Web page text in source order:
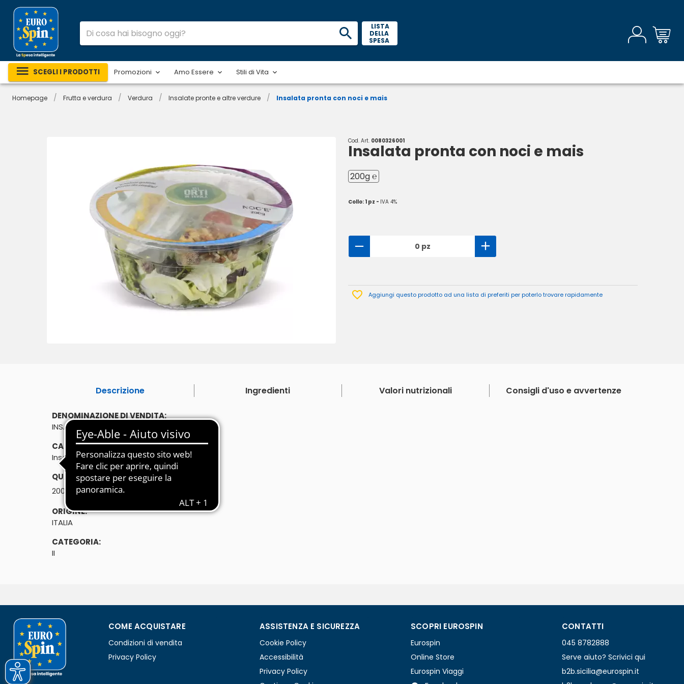
LISTA
DELLA
SPESA
SCEGLI I PRODOTTI Promozioni Amo Essere Stili di Vita
Homepage / Frutta e verdura / Verdura / Insalate pronte e altre verdure / Insalata pronta con noci e mais
Cod. Art. 0080326001
Insalata pronta con noci e mais
200g ℮
Collo: 1 pz - IVA 4%
0 pz
Aggiungi questo prodotto ad una lista di preferiti per poterlo trovare rapidamente
Descrizione Ingredienti Valori nutrizionali Consigli d'uso e avvertenze
DENOMINAZIONE DI VENDITA:
INSALATA NOC'E'
CARATTERISTICHE:
Insalate gustose, pronte da condire!
QUANTITÀ:
200g
℮
ORIGINE:
ITALIA
CATEGORIA:
II
COME ACQUISTARE
Condizioni di vendita
Privacy Policy
ASSISTENZA E SICUREZZA
Cookie Policy
Accessibilità
Privacy Policy
SCOPRI EUROSPIN
Eurospin
Online Store
Eurospin Viaggi
CONTATTI
045 8782888
Serve aiuto? Scrivici qui
b2b.sicilia@eurospin.it